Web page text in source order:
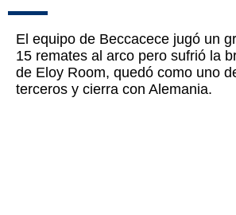
El equipo de Beccacece jugó un
15 remates al arco pero sufrió la
de Eloy Room, quedó como uno
terceros y cierra con Alemania.